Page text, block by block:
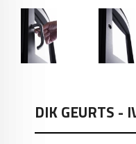
DIK GEURTS -